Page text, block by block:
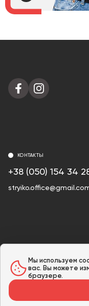
КОНТАКТЫ
+38 (050) 154 34
Карта
Розроблено в GTS AGENCY
Мы используем
вас. Вы можете
браузере.